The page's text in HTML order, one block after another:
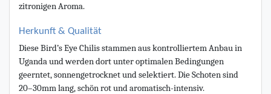
zitronigen Aroma.
Herkunft & Qualität
Diese Bird’s Eye Chilis stammen aus kontrolliertem Anbau in
Uganda und werden dort unter optimalen Bedingungen
geerntet, sonnengetrocknet und selektiert.Die Schoten sind
20–30mm lang, schön rot und aromatisch-intensiv.